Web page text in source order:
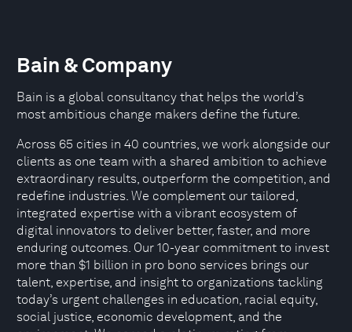
Bain & Company
Bain is a global consultancy that helps the world’s
most ambitious change makers define the future.
Across 65 cities in 40 countries, we work alongside our
clients as one team with a shared ambition to achieve
extraordinary results, outperform the competition, and
redefine industries. We complement our tailored,
integrated expertise with a vibrant ecosystem of
digital innovators to deliver better, faster, and more
enduring outcomes. Our 10-year commitment to invest
more than $1 billion in pro bono services brings our
talent, expertise, and insight to organizations tackling
today’s urgent challenges in education, racial equity,
social justice, economic development, and the